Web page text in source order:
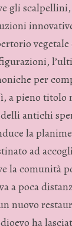
gli
per
a pieno titolo
antichi
la
ad
la comunità
a poca
nuovo
ha